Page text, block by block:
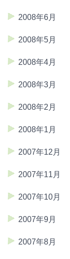
2008年6月
2008年5月
2008年4月
2008年3月
2008年2月
2008年1月
2007年12月
2007年11月
2007年10月
2007年9月
2007年8月